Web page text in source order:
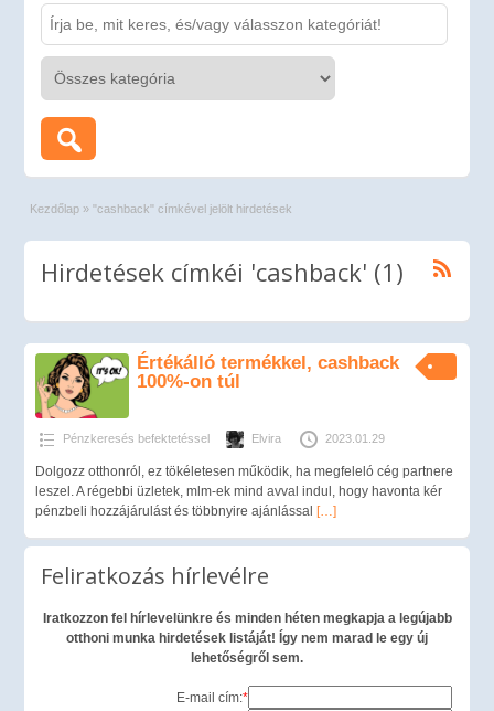
Kezdőlap » "cashback" címkével jelölt hirdetések
Hirdetések címkéi 'cashback' (1)
Értékálló termékkel, cashback
100%-on túl
Pénzkeresés befektetéssel Elvira 2023.01.29
Dolgozz otthonról, ez tökéletesen működik, ha megfeleló cég partnere
leszel. A régebbi üzletek, mlm-ek mind avval indul, hogy havonta kér
pénzbeli hozzájárulást és többnyire ajánlással […]
Feliratkozás hírlevélre
Iratkozzon fel hírlevelünkre és minden héten megkapja a legújabb
otthoni munka hirdetések listáját! Így nem marad le egy új
lehetőségről sem.
E-mail cím:*